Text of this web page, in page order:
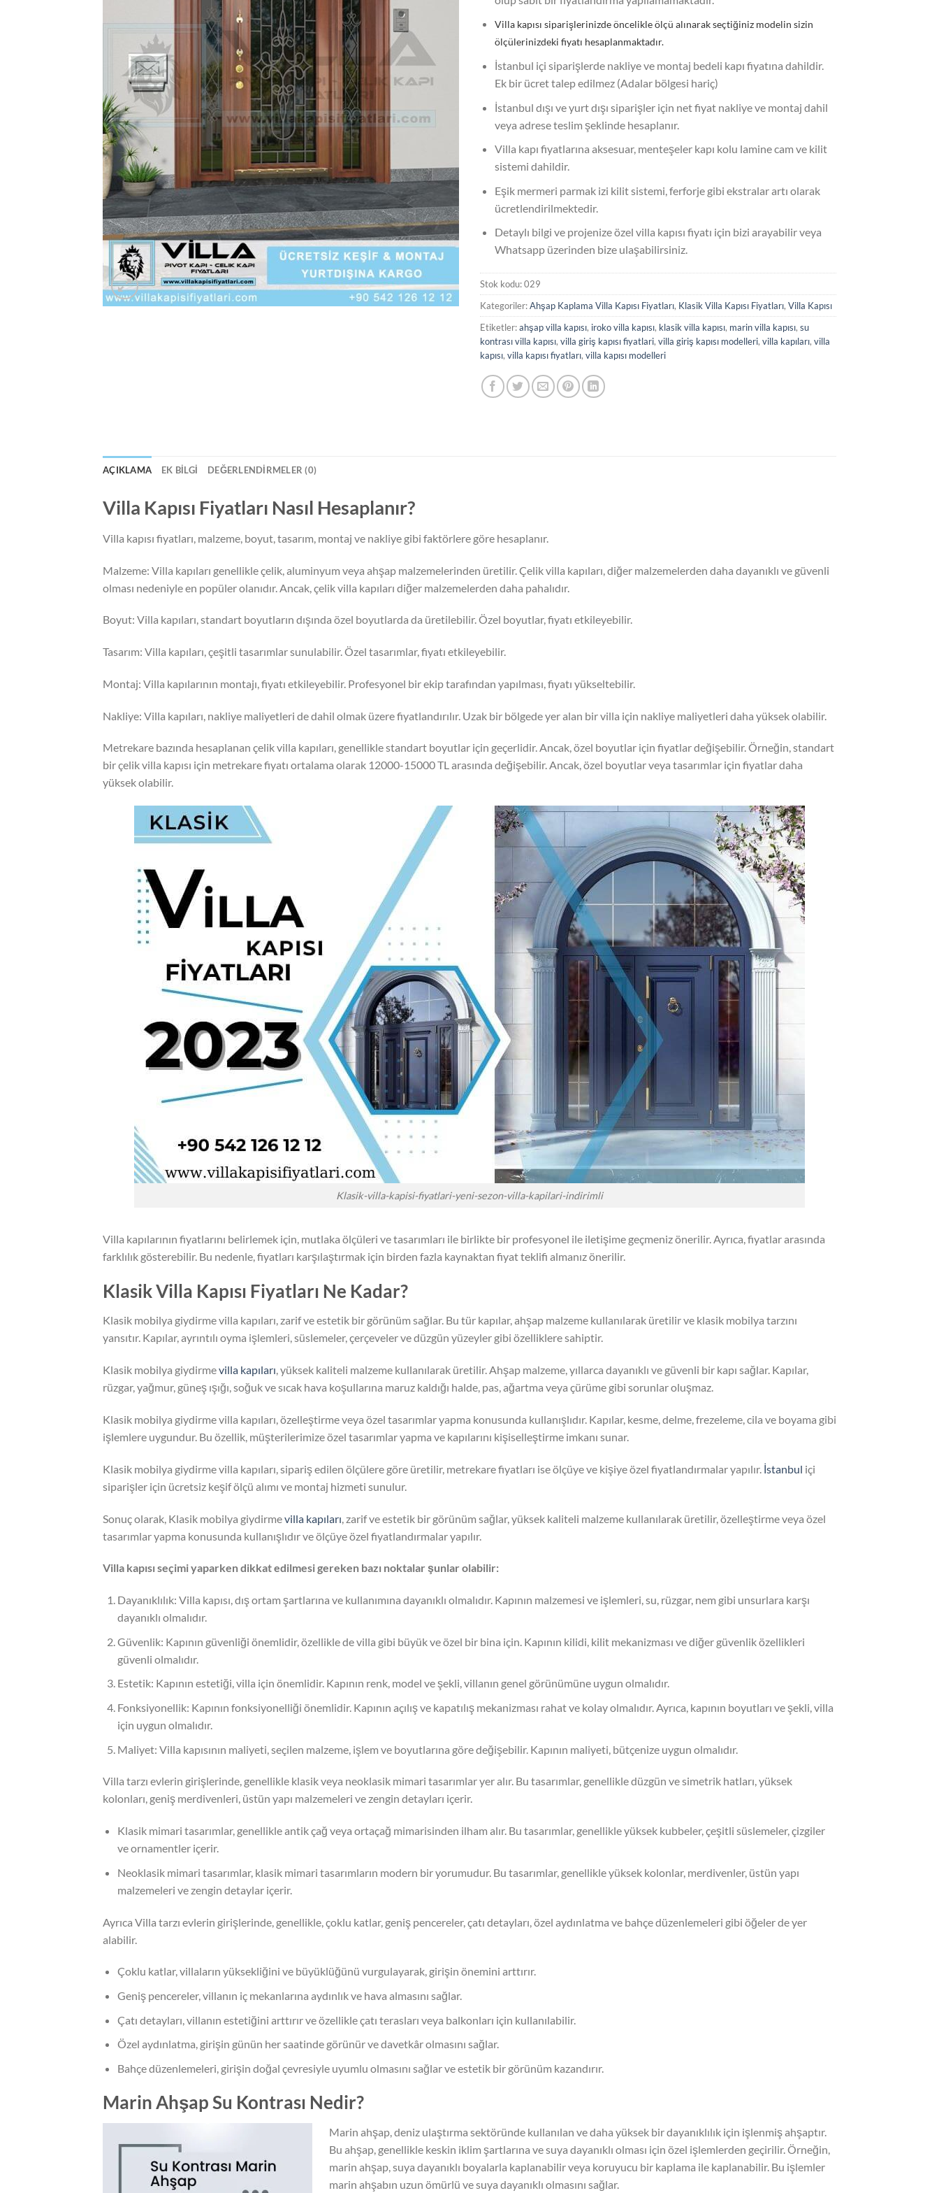
Villa kapısı siparişlerinizde öncelikle ölçü alınarak seçtiğiniz modelin sizin
ölçülerinizdeki fiyatı hesaplanmaktadır.
İstanbul içi siparişlerde nakliye ve montaj bedeli kapı fiyatına dahildir.
Ek bir ücret talep edilmez (Adalar bölgesi hariç)
İstanbul dışı ve yurt dışı siparişler için net fiyat nakliye ve montaj dahil
veya adrese teslim şeklinde hesaplanır.
Villa kapı fiyatlarına aksesuar, menteşeler kapı kolu lamine cam ve kilit
sistemi dahildir.
Eşik mermeri parmak izi kilit sistemi, ferforje gibi ekstralar artı olarak
ücretlendirilmektedir.
Detaylı bilgi ve projenize özel villa kapısı fiyatı için bizi arayabilir veya
Whatsapp üzerinden bize ulaşabilirsiniz.
Stok kodu:029
Kategoriler:Ahşap Kaplama Villa Kapısı Fiyatları, Klasik Villa Kapısı Fiyatları, Villa Kapısı
Etiketler:ahşap villa kapısı, iroko villa kapısı, klasik villa kapısı, marin villa kapısı, su
kontrası villa kapısı, villa giriş kapısı fiyatlari, villa giriş kapısı modelleri, villa kapıları, villa
kapısı, villa kapısı fiyatları, villa kapısı modelleri
AÇIKLAMA EK BILGI DEĞERLENDIRMELER (0)
Villa Kapısı Fiyatları Nasıl Hesaplanır?
Villa kapısı fiyatları, malzeme, boyut, tasarım, montaj ve nakliye gibi faktörlere göre hesaplanır.
Malzeme: Villa kapıları genellikle çelik, aluminyum veya ahşap malzemelerinden üretilir. Çelik villa kapıları, diğer malzemelerden daha dayanıklı ve güvenli
olması nedeniyle en popüler olanıdır. Ancak, çelik villa kapıları diğer malzemelerden daha pahalıdır.
Boyut: Villa kapıları, standart boyutların dışında özel boyutlarda da üretilebilir. Özel boyutlar, fiyatı etkileyebilir.
Tasarım: Villa kapıları, çeşitli tasarımlar sunulabilir. Özel tasarımlar, fiyatı etkileyebilir.
Montaj: Villa kapılarının montajı, fiyatı etkileyebilir. Profesyonel bir ekip tarafından yapılması, fiyatı yükseltebilir.
Nakliye: Villa kapıları, nakliye maliyetleri de dahil olmak üzere fiyatlandırılır. Uzak bir bölgede yer alan bir villa için nakliye maliyetleri daha yüksek olabilir.
Metrekare bazında hesaplanan çelik villa kapıları, genellikle standart boyutlar için geçerlidir. Ancak, özel boyutlar için fiyatlar değişebilir. Örneğin, standart
bir çelik villa kapısı için metrekare fiyatı ortalama olarak 12000-15000 TL arasında değişebilir. Ancak, özel boyutlar veya tasarımlar için fiyatlar daha
yüksek olabilir.
Klasik-villa-kapisi-fiyatlari-yeni-sezon-villa-kapilari-indirimli
Villa kapılarının fiyatlarını belirlemek için, mutlaka ölçüleri ve tasarımları ile birlikte bir profesyonel ile iletişime geçmeniz önerilir. Ayrıca, fiyatlar arasında
farklılık gösterebilir. Bu nedenle, fiyatları karşılaştırmak için birden fazla kaynaktan fiyat teklifi almanız önerilir.
Klasik Villa Kapısı Fiyatları Ne Kadar?
Klasik mobilya giydirme villa kapıları, zarif ve estetik bir görünüm sağlar. Bu tür kapılar, ahşap malzeme kullanılarak üretilir ve klasik mobilya tarzını
yansıtır. Kapılar, ayrıntılı oyma işlemleri, süslemeler, çerçeveler ve düzgün yüzeyler gibi özelliklere sahiptir.
Klasik mobilya giydirmevilla kapıları, yüksek kaliteli malzeme kullanılarak üretilir. Ahşap malzeme, yıllarca dayanıklı ve güvenli bir kapı sağlar. Kapılar,
rüzgar, yağmur, güneş ışığı, soğuk ve sıcak hava koşullarına maruz kaldığı halde, pas, ağartma veya çürüme gibi sorunlar oluşmaz.
Klasik mobilya giydirme villa kapıları, özelleştirme veya özel tasarımlar yapma konusunda kullanışlıdır. Kapılar, kesme, delme, frezeleme, cila ve boyama gibi
işlemlere uygundur. Bu özellik, müşterilerimize özel tasarımlar yapma ve kapılarını kişiselleştirme imkanı sunar.
Klasik mobilya giydirme villa kapıları, sipariş edilen ölçülere göre üretilir, metrekare fiyatları ise ölçüye ve kişiye özel fiyatlandırmalar yapılır. İstanbul içi
siparişler için ücretsiz keşif ölçü alımı ve montaj hizmeti sunulur.
Sonuç olarak, Klasik mobilya giydirmevilla kapıları , zarif ve estetik bir görünüm sağlar, yüksek kaliteli malzeme kullanılarak üretilir, özelleştirme veya özel
tasarımlar yapma konusunda kullanışlıdır ve ölçüye özel fiyatlandırmalar yapılır.
Villa kapısı seçimi yaparken dikkat edilmesi gereken bazı noktalar şunlar olabilir:
Dayanıklılık: Villa kapısı, dış ortam şartlarına ve kullanımına dayanıklı olmalıdır. Kapının malzemesi ve işlemleri, su, rüzgar, nem gibi unsurlara karşı
dayanıklı olmalıdır.
Güvenlik: Kapının güvenliği önemlidir, özellikle de villa gibi büyük ve özel bir bina için. Kapının kilidi, kilit mekanizması ve diğer güvenlik özellikleri
güvenli olmalıdır.
Estetik: Kapının estetiği, villa için önemlidir. Kapının renk, model ve şekli, villanın genel görünümüne uygun olmalıdır.
Fonksiyonellik: Kapının fonksiyonelliği önemlidir. Kapının açılış ve kapatılış mekanizması rahat ve kolay olmalıdır. Ayrıca, kapının boyutları ve şekli, villa
için uygun olmalıdır.
Maliyet: Villa kapısının maliyeti, seçilen malzeme, işlem ve boyutlarına göre değişebilir. Kapının maliyeti, bütçenize uygun olmalıdır.
Villa tarzı evlerin girişlerinde, genellikle klasik veya neoklasik mimari tasarımlar yer alır. Bu tasarımlar, genellikle düzgün ve simetrik hatları, yüksek
kolonları, geniş merdivenleri, üstün yapı malzemeleri ve zengin detayları içerir.
Klasik mimari tasarımlar, genellikle antik çağ veya ortaçağ mimarisinden ilham alır. Bu tasarımlar, genellikle yüksek kubbeler, çeşitli süslemeler, çizgiler
ve ornamentler içerir.
Neoklasik mimari tasarımlar, klasik mimari tasarımların modern bir yorumudur. Bu tasarımlar, genellikle yüksek kolonlar, merdivenler, üstün yapı
malzemeleri ve zengin detaylar içerir.
Ayrıca Villa tarzı evlerin girişlerinde, genellikle, çoklu katlar, geniş pencereler, çatı detayları, özel aydınlatma ve bahçe düzenlemeleri gibi öğeler de yer
alabilir.
Çoklu katlar, villaların yüksekliğini ve büyüklüğünü vurgulayarak, girişin önemini arttırır.
Geniş pencereler, villanın iç mekanlarına aydınlık ve hava almasını sağlar.
Çatı detayları, villanın estetiğini arttırır ve özellikle çatı terasları veya balkonları için kullanılabilir.
Özel aydınlatma, girişin günün her saatinde görünür ve davetkâr olmasını sağlar.
Bahçe düzenlemeleri, girişin doğal çevresiyle uyumlu olmasını sağlar ve estetik bir görünüm kazandırır.
Marin Ahşap Su Kontrası Nedir?
Marin ahşap, deniz ulaştırma sektöründe kullanılan ve daha yüksek bir dayanıklılık için işlenmiş ahşaptır.
Bu ahşap, genellikle keskin iklim şartlarına ve suya dayanıklı olması için özel işlemlerden geçirilir. Örneğin,
marin ahşap, suya dayanıklı boyalarla kaplanabilir veya koruyucu bir kaplama ile kaplanabilir. Bu işlemler
marin ahşabın uzun ömürlü ve suya dayanıklı olmasını sağlar.